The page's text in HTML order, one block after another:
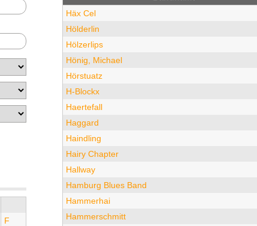
F
Häx Cel
Hölderlin
Hölzerlips
Hönig, Michael
Hörstuatz
H-Blockx
Haertefall
Haggard
Haindling
Hairy Chapter
Hallway
Hamburg Blues Band
Hammerhai
Hammerschmitt